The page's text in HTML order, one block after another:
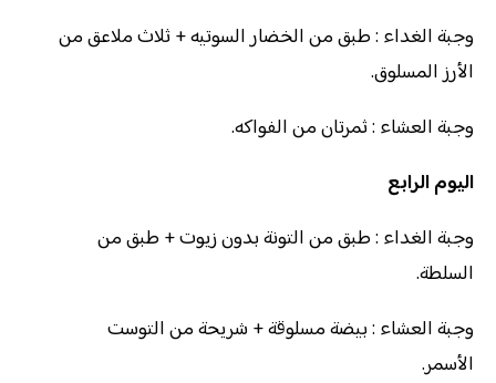
وجبة الغداء : طبق من الخضار السوتيه + ثلاث ملاعق من
الأرز المسلوق.
وجبة العشاء : ثمرتان من الفواكه.
اليوم الرابع
وجبة الغداء : طبق من التونة بدون زيوت + طبق من
السلطة.
وجبة العشاء : بيضة مسلوقة + شريحة من التوست
الأسمر.